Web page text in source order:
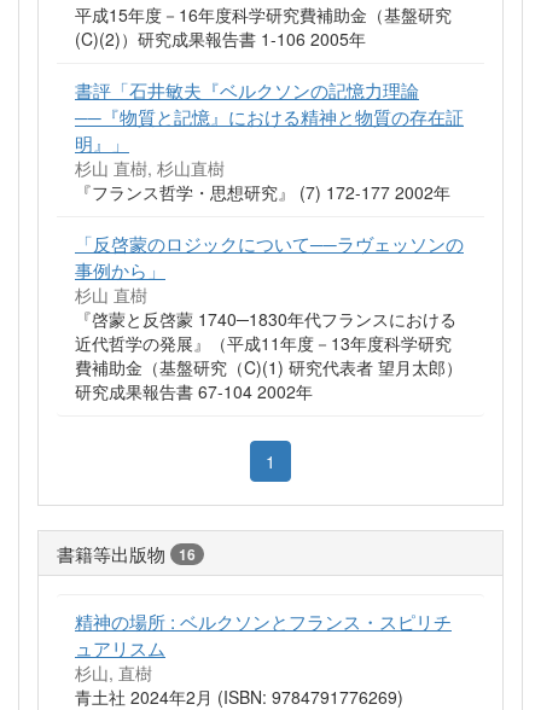
平成15年度－16年度科学研究費補助金（基盤研究
(C)(2)）研究成果報告書 1-106 2005年
書評「石井敏夫『ベルクソンの記憶力理論
──『物質と記憶』における精神と物質の存在証
明』」
杉山 直樹, 杉山直樹
『フランス哲学・思想研究』 (7) 172-177 2002年
「反啓蒙のロジックについて──ラヴェッソンの
事例から」
杉山 直樹
『啓蒙と反啓蒙 1740─1830年代フランスにおける
近代哲学の発展』（平成11年度－13年度科学研究
費補助金（基盤研究（C)(1) 研究代表者 望月太郎）
研究成果報告書 67-104 2002年
1
書籍等出版物 16
精神の場所 : ベルクソンとフランス・スピリチ
ュアリスム
杉山, 直樹
青土社 2024年2月 (ISBN: 9784791776269)